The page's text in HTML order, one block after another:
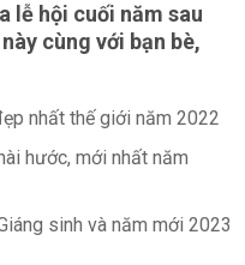
lễ hội cuối năm sau
cùng với bạn bè,
nhất thế giới năm 2022
hước, mới nhất năm
sinh và năm mới 2023